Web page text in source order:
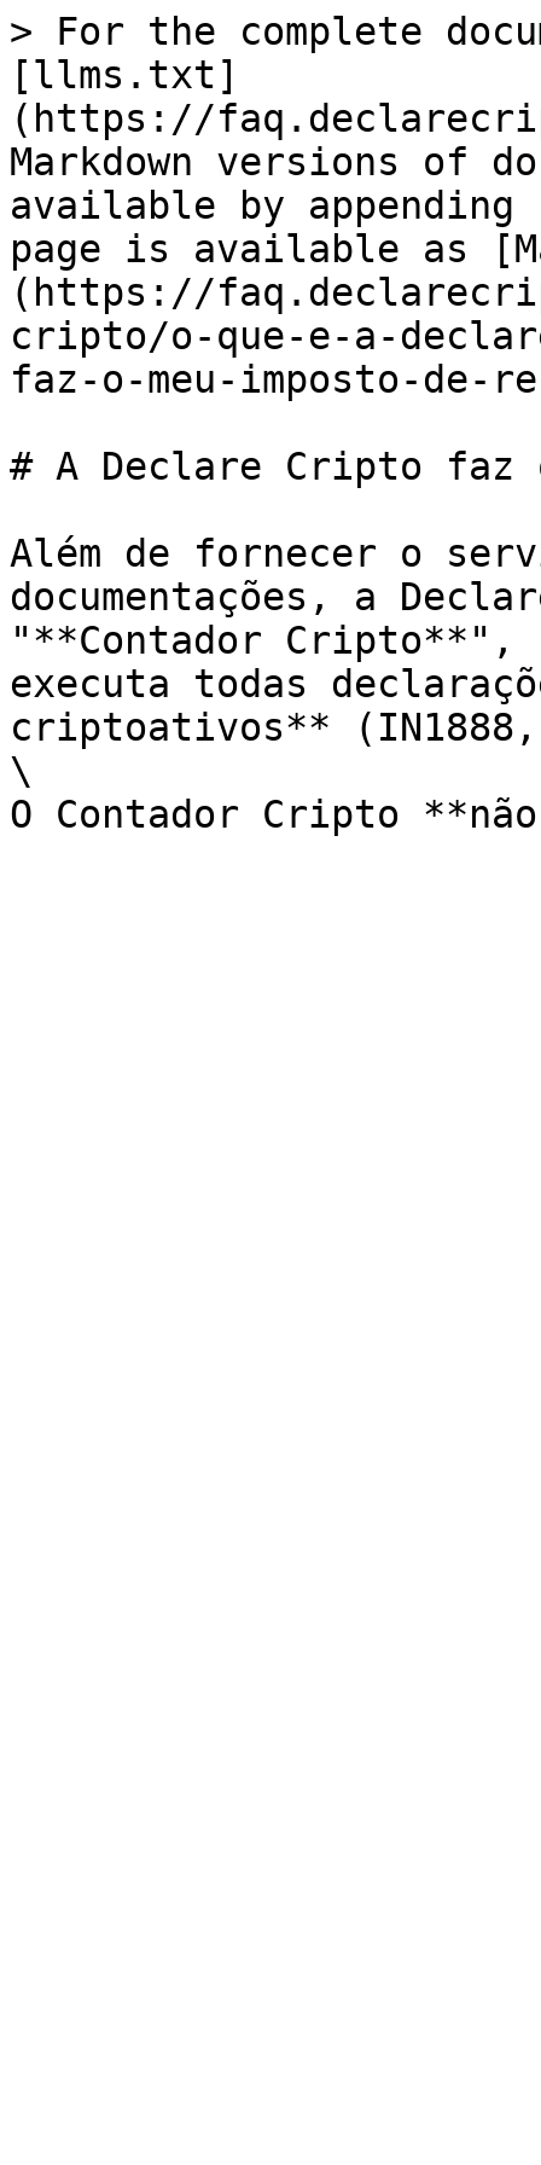
> For the complete
[llms.txt]
(https://
Markdown versions of
available by
page is available as
(https://
cripto/o-que-e-a-
faz-o-meu-imposto-de-
# A Declare Cripto faz
Além de fornecer o
documentações, a
"**Contador Cripto**",
executa todas
criptoativos** (IN1888,
\